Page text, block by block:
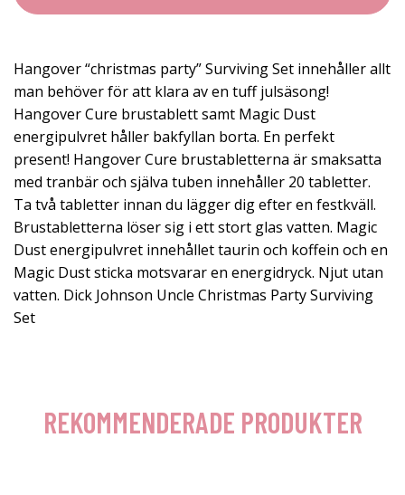
Hangover “christmas party” Surviving Set innehåller allt
man behöver för att klara av en tuff julsäsong!
Hangover Cure brustablett samt Magic Dust
energipulvret håller bakfyllan borta. En perfekt
present! Hangover Cure brustabletterna är smaksatta
med tranbär och själva tuben innehåller 20 tabletter.
Ta två tabletter innan du lägger dig efter en festkväll.
Brustabletterna löser sig i ett stort glas vatten. Magic
Dust energipulvret innehållet taurin och koffein och en
Magic Dust sticka motsvarar en energidryck. Njut utan
vatten. Dick Johnson Uncle Christmas Party Surviving
Set
REKOMMENDERADE PRODUKTER